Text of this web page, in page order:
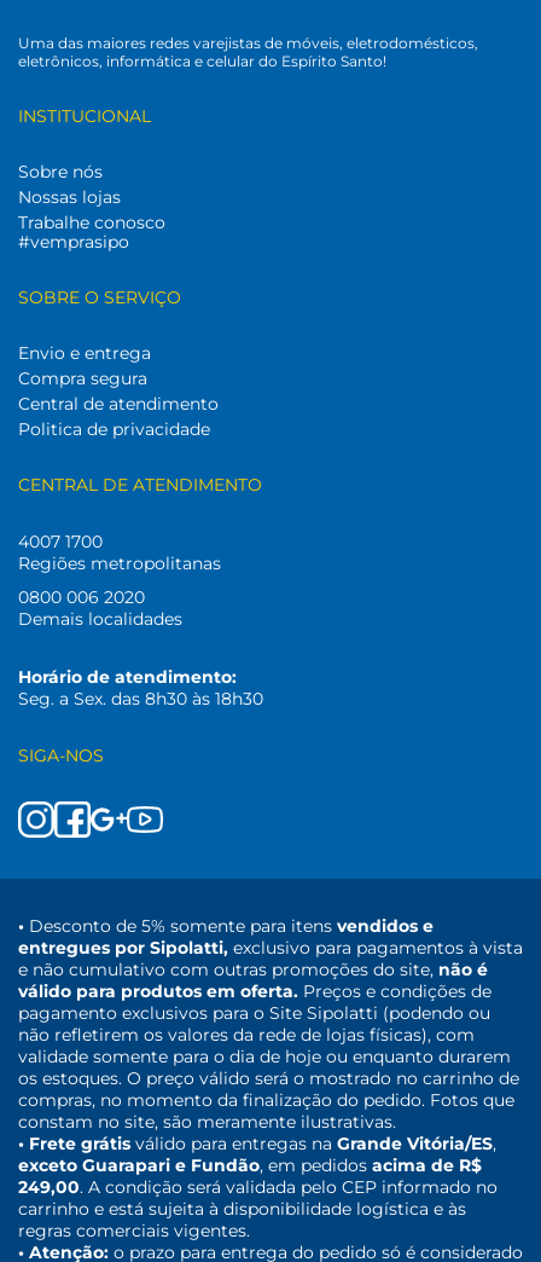
Uma das maiores redes varejistas de móveis, eletrodomésticos,
eletrônicos, informática e celular do Espírito Santo!
INSTITUCIONAL
Sobre nós
Nossas lojas
Trabalhe conosco
#vemprasipo
SOBRE O SERVIÇO
Envio e entrega
Compra segura
Central de atendimento
Politica de privacidade
CENTRAL DE ATENDIMENTO
4007 1700
Regiões metropolitanas
0800 006 2020
Demais localidades
Horário de atendimento:
Seg. a Sex. das 8h30 às 18h30
SIGA-NOS
• Desconto de 5% somente para itens vendidos e
entregues por Sipolatti, exclusivo para pagamentos à vista
e não cumulativo com outras promoções do site, não é
válido para produtos em oferta. Preços e condições de
pagamento exclusivos para o Site Sipolatti (podendo ou
não refletirem os valores da rede de lojas físicas), com
validade somente para o dia de hoje ou enquanto durarem
os estoques. O preço válido será o mostrado no carrinho de
compras, no momento da finalização do pedido. Fotos que
constam no site, são meramente ilustrativas.
• Frete grátis válido para entregas na Grande Vitória/ES,
exceto Guarapari e Fundão, em pedidos acima de R$
249,00. A condição será validada pelo CEP informado no
carrinho e está sujeita à disponibilidade logística e às
regras comerciais vigentes.
• Atenção: o prazo para entrega do pedido só é considerado